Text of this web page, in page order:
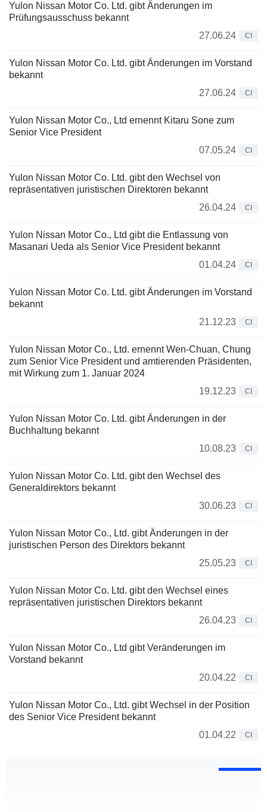
Yulon Nissan Motor Co. Ltd. gibt Änderungen im
Prüfungsausschuss bekannt
27.06.24
CI
Yulon Nissan Motor Co. Ltd. gibt Änderungen im Vorstand
bekannt
27.06.24
CI
Yulon Nissan Motor Co., Ltd ernennt Kitaru Sone zum
Senior Vice President
07.05.24
CI
Yulon Nissan Motor Co. Ltd. gibt den Wechsel von
repräsentativen juristischen Direktoren bekannt
26.04.24
CI
Yulon Nissan Motor Co., Ltd gibt die Entlassung von
Masanari Ueda als Senior Vice President bekannt
01.04.24
CI
Yulon Nissan Motor Co. Ltd. gibt Änderungen im Vorstand
bekannt
21.12.23
CI
Yulon Nissan Motor Co., Ltd. ernennt Wen-Chuan, Chung
zum Senior Vice President und amtierenden Präsidenten,
mit Wirkung zum 1. Januar 2024
19.12.23
CI
Yulon Nissan Motor Co. Ltd. gibt Änderungen in der
Buchhaltung bekannt
10.08.23
CI
Yulon Nissan Motor Co. Ltd. gibt den Wechsel des
Generaldirektors bekannt
30.06.23
CI
Yulon Nissan Motor Co., Ltd. gibt Änderungen in der
juristischen Person des Direktors bekannt
25.05.23
CI
Yulon Nissan Motor Co. Ltd. gibt den Wechsel eines
repräsentativen juristischen Direktors bekannt
26.04.23
CI
Yulon Nissan Motor Co., Ltd gibt Veränderungen im
Vorstand bekannt
20.04.22
CI
Yulon Nissan Motor Co., Ltd. gibt Wechsel in der Position
des Senior Vice President bekannt
01.04.22
CI